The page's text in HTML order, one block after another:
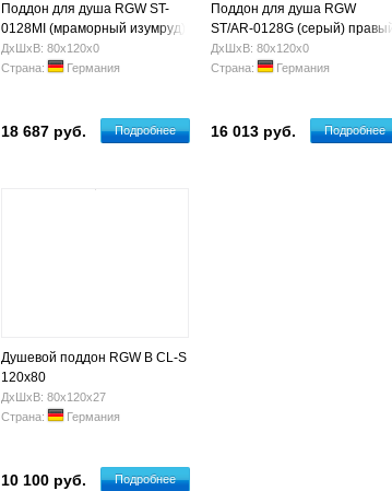
Поддон для душа RGW ST-
0128MI (мраморный изумруд)
800х1200х25
ДхШхВ: 80х120х0
Страна:
Германия
18 687 руб. Подробнее
Поддон для душа RGW
ST/AR-0128G (серый) правый
800х1200х25
ДхШхВ: 80х120х0
Страна:
Германия
16 013 руб. Подробнее
Душевой поддон RGW B CL-S
120x80
ДхШхВ: 80х120х27
Страна:
Германия
10 100 руб. Подробнее